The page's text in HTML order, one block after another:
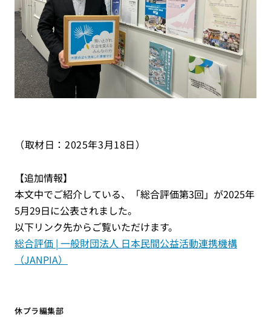
（取材日：2025年3月18日）
【追加情報】
本文中でご紹介している、「総合評価第3回」が2025年
5月29日に公表されました。
以下リンク先からご覧いただけます。
総合評価 | 一般財団法人 日本民間公益活動連携機構
（JANPIA）
休プラ編集部